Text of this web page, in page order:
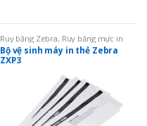
Ruy băng Zebra, Ruy băng mực in
thẻ, Bộ vệ sinh
Bộ vệ sinh máy in thẻ Zebra
ZXP3